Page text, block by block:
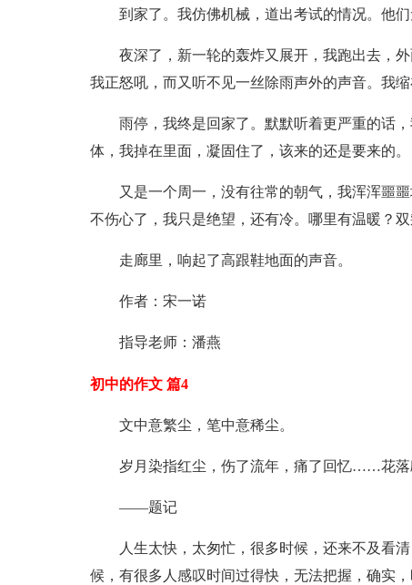
到家了。我仿佛机械，道出考试的情况。他
夜深了，新一轮的轰炸又展开，我跑出去，
我正怒吼，而又听不见一丝除雨声外的声音。我缩
雨停，我终是回家了。默默听着更严重的话
体，我掉在里面，凝固住了，该来的还是要来的。
又是一个周一，没有往常的朝气，我浑浑噩
不伤心了，我只是绝望，还有冷。哪里有温暖？
走廊里，响起了高跟鞋地面的声音。
作者：宋一诺
指导老师：潘燕
初中的作文 篇4
文中意繁尘，笔中意稀尘。
岁月染指红尘，伤了流年，痛了回忆……花落
——题记
人生太快，太匆忙，很多时候，还来不及看
候，有很多人感叹时间过得快，无法把握，确实